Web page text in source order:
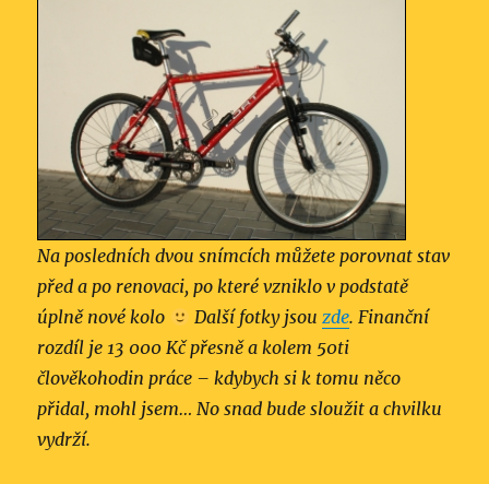
Na posledních dvou snímcích můžete porovnat stav
před a po renovaci, po které vzniklo v podstatě
úplně nové kolo
Další fotky jsou zde. Finanční
rozdíl je 13 000 Kč přesně a kolem 50ti
člověkohodin práce – kdybych si k tomu něco
přidal, mohl jsem… No snad bude sloužit a chvilku
vydrží.